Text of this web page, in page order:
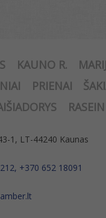
KAUNO R.
PRIENAI
1, LT-44240 Kaunas
+370 652 18091